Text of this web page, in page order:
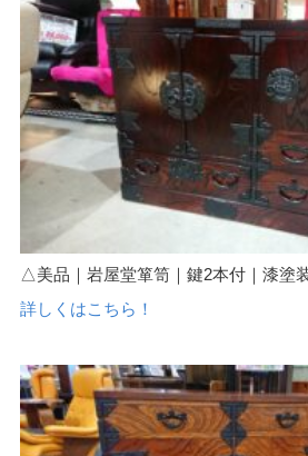
△美品｜岩屋堂箪笥｜鍵2本付｜漆塗
詳しくはこちら！